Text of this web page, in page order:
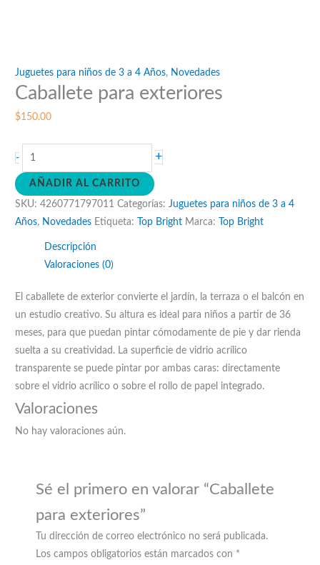
Juguetes para niños de 3 a 4 Años, Novedades
Caballete para exteriores
$150.00
-
Caballete
para
exteriores
cantidad
+
AÑADIR AL CARRITO
SKU:4260771797011 Categorías:Juguetes para niños de 3 a 4
Años, Novedades Etiqueta: Top Bright Marca: Top Bright
Descripción
Valoraciones (0)
El caballete de exterior convierte el jardín, la terraza o el balcón en
un estudio creativo. Su altura es ideal para niños a partir de 36
meses, para que puedan pintar cómodamente de pie y dar rienda
suelta a su creatividad. La superficie de vidrio acrílico
transparente se puede pintar por ambas caras: directamente
sobre el vidrio acrílico o sobre el rollo de papel integrado.
Valoraciones
No hay valoraciones aún.
Sé el primero en valorar “Caballete
para exteriores”
Tu dirección de correo electrónico no será publicada.
Los campos obligatorios están marcados con *